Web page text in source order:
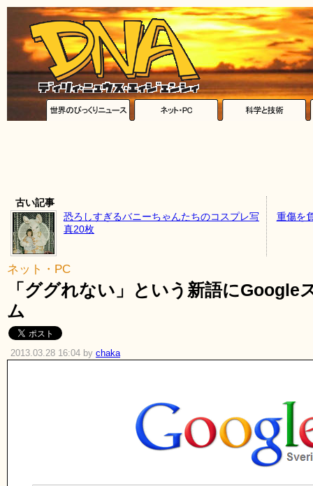
古い記事
恐ろしすぎるバニーちゃんたちのコスプレ写
真20枚
重傷を
ネット・PC
「ググれない」という新語にGoogle
ム
2013.03.28 16:04 by chaka